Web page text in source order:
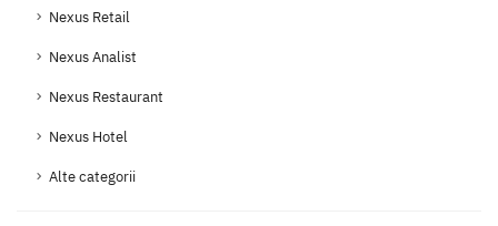
Nexus Retail
Nexus Analist
Nexus Restaurant
Nexus Hotel
Alte categorii